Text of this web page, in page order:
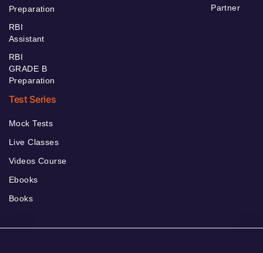
Preparation
RBI
Assistant
RBI
GRADE B
Preparation
Partner
Test Series
Mock Tests
Live Classes
Videos Course
Ebooks
Books